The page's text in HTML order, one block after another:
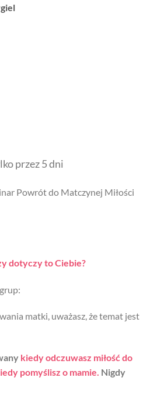
przez 5 dni
Powrót do Matczynej Miłości
dotyczy to Ciebie?
matki, uważasz, że temat jest
kiedy odczuwasz miłość do
pomyślisz o mamie. Nigdy